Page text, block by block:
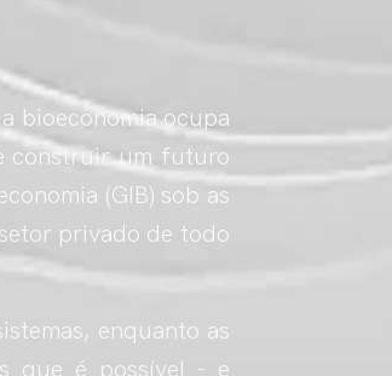
bioeconomia ocupa
construir um futuro
(GIB) sob as
privado de todo
enquanto as
que é possível - e